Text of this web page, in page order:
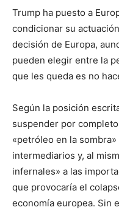
Trump ha puesto a
condicionar su
decisión de Europa,
pueden elegir entre la
que les queda es no
Según la posición
suspender por
«petróleo en la
intermediarios y, al
infernales» a las
que provocaría el
economía europea. Sin